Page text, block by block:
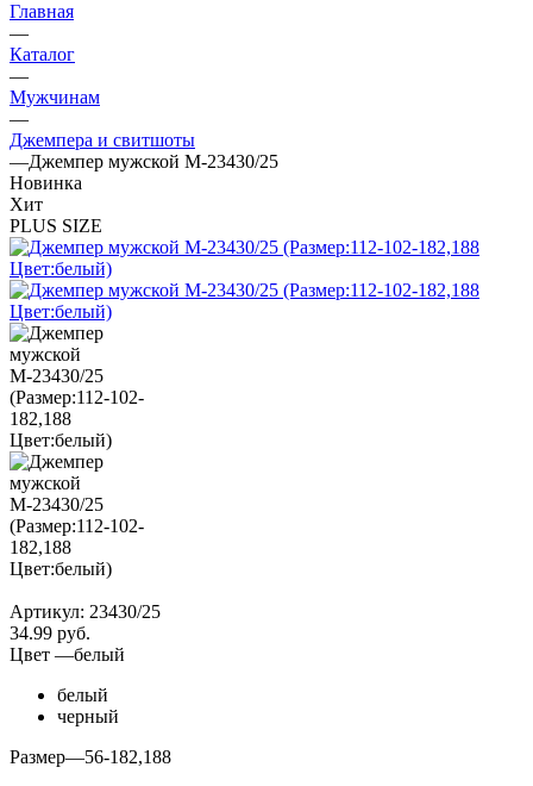
Главная
—
Каталог
—
Мужчинам
—
Джемпера и свитшоты
—Джемпер мужской М-23430/25
Новинка
Хит
PLUS SIZE
Артикул: 23430/25
34.99 руб.
Цвет —белый
белый
черный
Размер—56-182,188